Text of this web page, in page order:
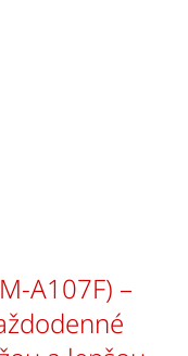
A107F) –